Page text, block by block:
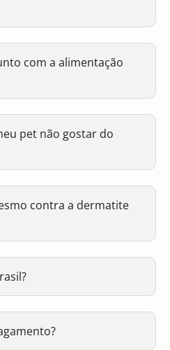
com a alimentação
pet não gostar do
contra a dermatite